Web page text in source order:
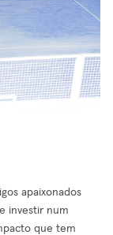
apaixonados
investir num
que tem